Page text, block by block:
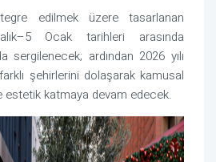
edilmek üzere tasarlanan
Ocak tarihleri arasında
sergilenecek; ardından 2026 yılı
şehirlerini dolaşarak kamusal
estetik katmaya devam edecek.